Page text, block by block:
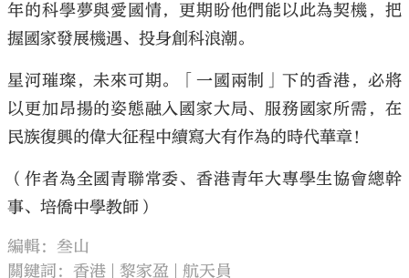
年的科學夢與愛國情，更期盼他們能以此為契機，把
握國家發展機遇、投身創科浪潮。
星河璀璨，未來可期。「一國兩制」下的香港，必將
以更加昂揚的姿態融入國家大局、服務國家所需，在
民族復興的偉大征程中續寫大有作為的時代華章！
（作者為全國青聯常委、香港青年大專學生協會總幹
事、培僑中學教師）
編輯：叁山
關鍵詞： 香港 黎家盈 航天員